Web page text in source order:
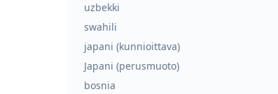
uzbekki
swahili
japani (kunnioittava)
Japani (perusmuoto)
bosnia